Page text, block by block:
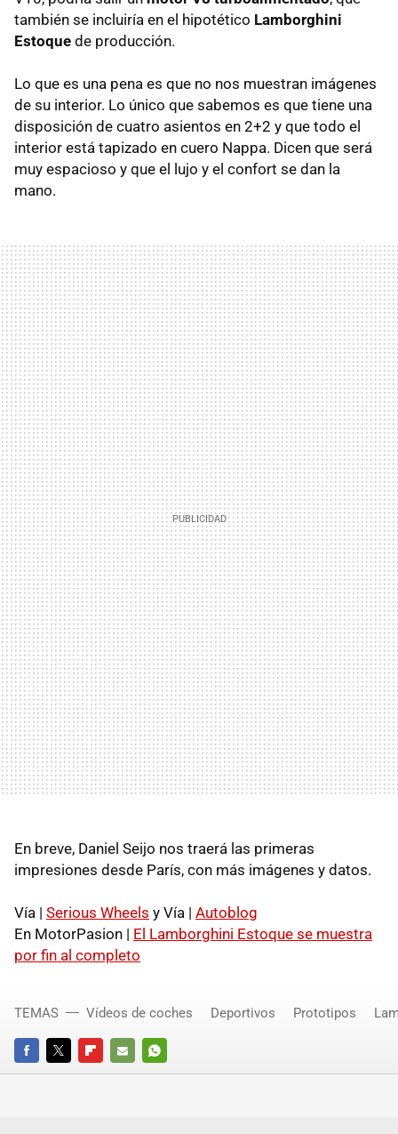
también se incluiría en el hipotético Lamborghini
Estoque de producción.
Lo que es una pena es que no nos muestran imágenes
de su interior. Lo único que sabemos es que tiene una
disposición de cuatro asientos en 2+2 y que todo el
interior está tapizado en cuero Nappa. Dicen que será
muy espacioso y que el lujo y el confort se dan la
mano.
En breve, Daniel Seijo nos traerá las primeras
impresiones desde París, con más imágenes y datos.
Vía | Serious Wheels y Vía | Autoblog
En MotorPasion | El Lamborghini Estoque se muestra
por fin al completo
FACEBOOKTWITTERFLIPBOARD
E-
WHATSAPP
TEMAS Vídeos de coches Deportivos Prototipos